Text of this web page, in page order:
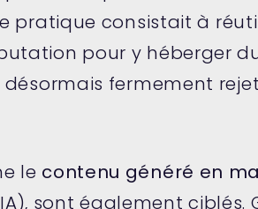
pratique consistait à
pour y héberger
fermement
le contenu généré en
sont également ciblés.